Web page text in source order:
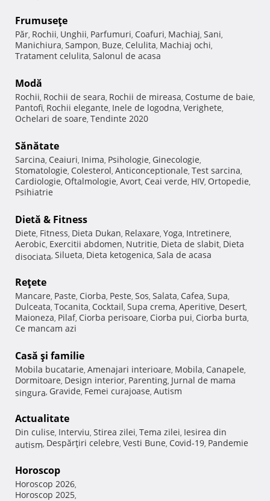
Frumuseţe
Păr, Rochii, Unghii, Parfumuri, Coafuri, Machiaj, Sani,
Manichiura, Sampon, Buze, Celulita, Machiaj ochi,
Tratament celulita, Salonul de acasa
Modă
Rochii, Rochii de seara, Rochii de mireasa, Costume de baie,
Pantofi, Rochii elegante, Inele de logodna, Verighete,
Ochelari de soare, Tendinte 2020
Sănătate
Sarcina, Ceaiuri, Inima, Psihologie, Ginecologie,
Stomatologie, Colesterol, Anticonceptionale, Test sarcina,
Cardiologie, Oftalmologie, Avort, Ceai verde, HIV, Ortopedie,
Psihiatrie
Dietă & Fitness
Diete, Fitness, Dieta Dukan, Relaxare, Yoga, Intretinere,
Aerobic, Exercitii abdomen, Nutritie, Dieta de slabit, Dieta
disociata, Silueta, Dieta ketogenica, Sala de acasa
Reţete
Mancare, Paste, Ciorba, Peste, Sos, Salata, Cafea, Supa,
Dulceata, Tocanita, Cocktail, Supa crema, Aperitive, Desert,
Maioneza, Pilaf, Ciorba perisoare, Ciorba pui, Ciorba burta,
Ce mancam azi
Casă şi familie
Mobila bucatarie, Amenajari interioare, Mobila, Canapele,
Dormitoare, Design interior, Parenting, Jurnal de mama
singura, Gravide, Femei curajoase, Autism
Actualitate
Din culise, Interviu, Stirea zilei, Tema zilei, Iesirea din
autism, Despărţiri celebre, Vesti Bune, Covid-19, Pandemie
Horoscop
Horoscop 2026,
Horoscop 2025,